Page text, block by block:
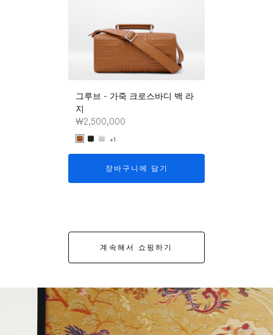
그루브 - 가죽 크로스바디 백 라
지
₩2,500,000
+1
장바구니에 담기
계속해서 쇼핑하기